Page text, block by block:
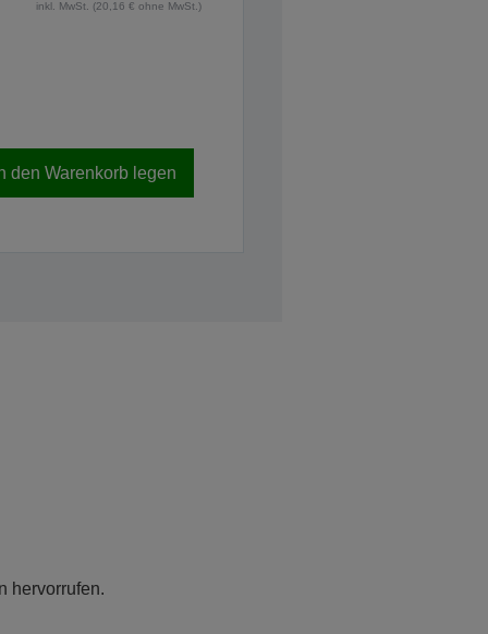
inkl. MwSt. (20,16 € ohne MwSt.)
den Warenkorb legen
hervorrufen.